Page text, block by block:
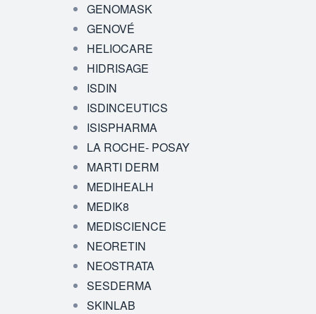
GENOMASK
GENOVÉ
HELIOCARE
HIDRISAGE
ISDIN
ISDINCEUTICS
ISISPHARMA
LA ROCHE- POSAY
MARTI DERM
MEDIHEALH
MEDIK8
MEDISCIENCE
NEORETIN
NEOSTRATA
SESDERMA
SKINLAB